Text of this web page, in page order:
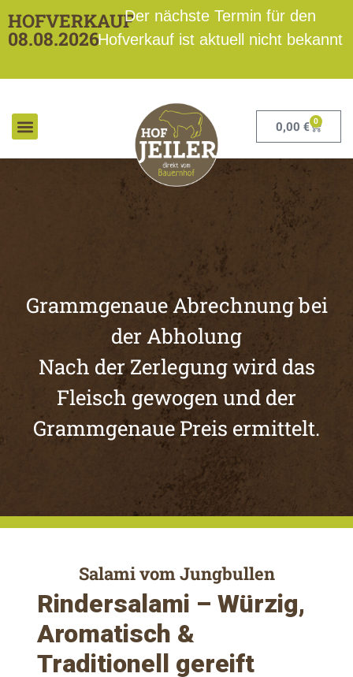
HOFVERKAUF
08.08.2026
Der nächste Termin für den
Hofverkauf ist aktuell nicht bekannt
0,00 € 0
Grammgenaue Abrechnung bei
der Abholung
Nach der Zerlegung wird das
Fleisch gewogen und der
Grammgenaue Preis ermittelt.
Salami vom Jungbullen
Rindersalami – Würzig,
Aromatisch &
Traditionell gereift